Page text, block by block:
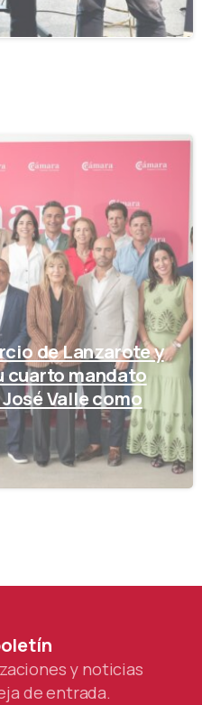
de Lanzarote y
cuarto mandato
Valle como
y noticias
de entrada.